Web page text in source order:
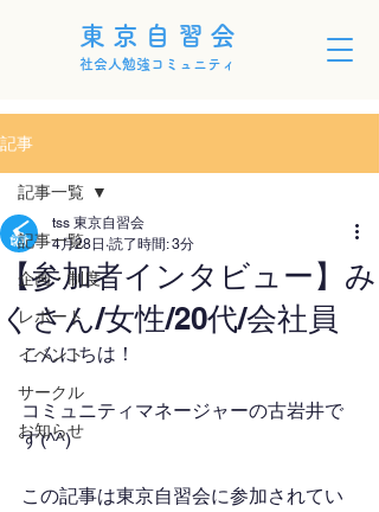
東京自習会
社会人勉強コミュニティ
記事
記事一覧
企画・制度
レポート
イベント
サークル
お知らせ
記事一覧
【参加者インタビュー】み
くさん/女性/20代/会社員
tss 東京自習会
4月28日 読了時間: 3分
こんにちは！
コミュニティマネージャーの古岩井で
す(^^)
この記事は東京自習会に参加されてい